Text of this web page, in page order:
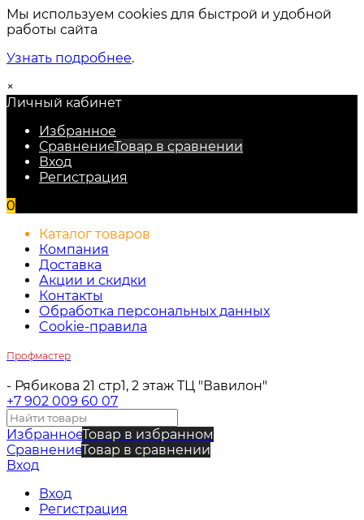
Мы используем cookies для быстрой и удобной
работы сайта
Узнать подробнее.
×
Личный кабинет
Избранное
СравнениеТовар в сравнении
Вход
Регистрация
0
Каталог товаров
Компания
Доставка
Акции и скидки
Контакты
Обработка персональных данных
Cookie-правила
Профмастер
- Рябикова 21 стр1, 2 этаж ТЦ "Вавилон"
+7 902 009 60 07
ИзбранноеТовар в избранном
СравнениеТовар в сравнении
Вход
Вход
Регистрация